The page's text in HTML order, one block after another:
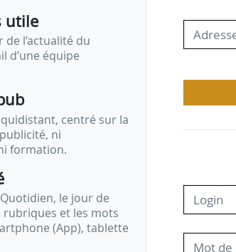
Guillaume Kasbarian
de la 1ère…
utile
l’actualité du
d’une équipe
centré sur la
ni
formation.
le jour de
rubriques et les mots
(App), tablette